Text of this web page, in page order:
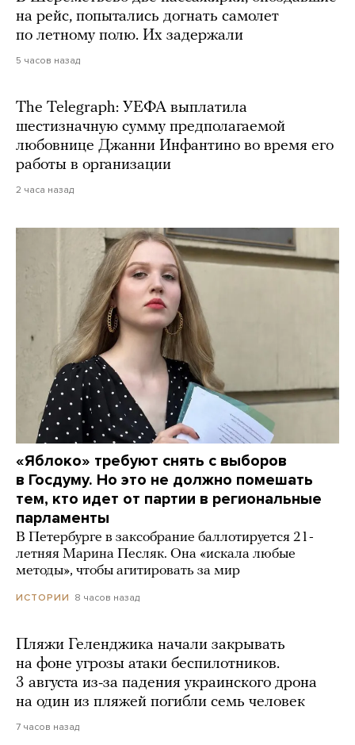
на рейс, попытались догнать самолет
по летному полю. Их задержали
5 часов назад
The Telegraph: УЕФА выплатила
шестизначную сумму предполагаемой
любовнице Джанни Инфантино во время его
работы в организации
2 часа назад
«Яблоко» требуют снять с выборов
в Госдуму. Но это не должно помешать
тем, кто идет от партии в региональные
парламенты
В Петербурге в заксобрание баллотируется 21-
летняя Марина Песляк. Она «искала любые
методы», чтобы агитировать за мир
ИСТОРИИ 8 часов назад
Пляжи Геленджика начали закрывать
на фоне угрозы атаки беспилотников.
3 августа из-за падения украинского дрона
на один из пляжей погибли семь человек
7 часов назад